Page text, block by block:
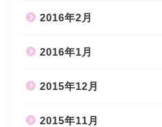
2016年2月
2016年1月
2015年12月
2015年11月